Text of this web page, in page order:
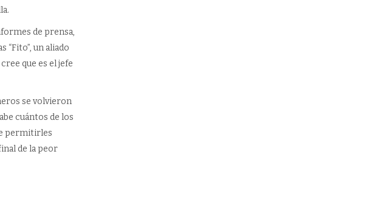
de prensa,
un aliado
que es el jefe
se volvieron
cuántos de los
permitirles
de la peor